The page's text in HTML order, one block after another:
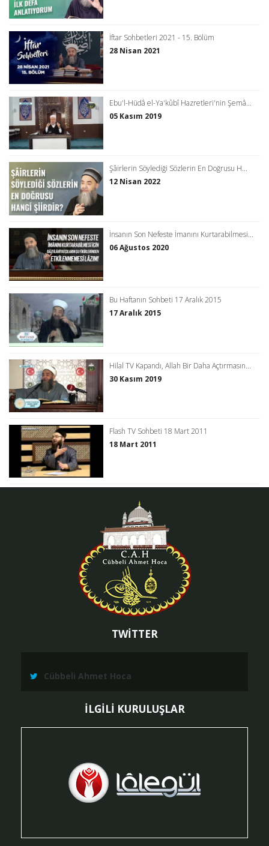
İftar Sohbetleri 2021 - 15. Bölüm
28 Nisan 2021
Ebu'l-Hüdâ el-Ya'kûbî Hazretleri'nin Şemâ...
05 Kasım 2019
Şâirlerin Söylediği Sözlerin En Doğrusu H...
12 Nisan 2022
İnsanın Son Nefeste İmanını Kurtarabilmesi...
06 Ağustos 2020
Bu Haftanın Sohbeti 17 Aralık 2015
17 Aralık 2015
Hilal TV Kapandı, Allah Bir Daha Açtırmasın...
30 Kasım 2019
Flash TV Sohbeti 18 Mart 2011
18 Mart 2011
TWİTTER
Cübbeli Ahmet Hoca
İLGİLİ KURULUŞLAR